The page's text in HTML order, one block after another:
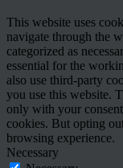
This website uses
navigate through the
categorized as
essential for the
also use third-party
you use this website.
only with your
cookies. But opting
browsing experience.
Necessary